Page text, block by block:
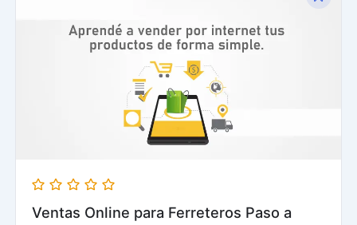
Ventas Online para Ferreteros Paso a